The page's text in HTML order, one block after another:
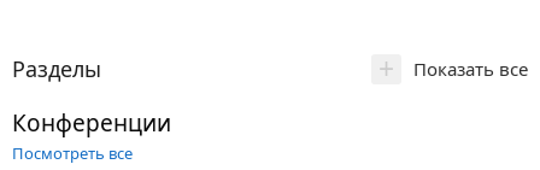
Разделы + Показать все
Конференции
Посмотреть все